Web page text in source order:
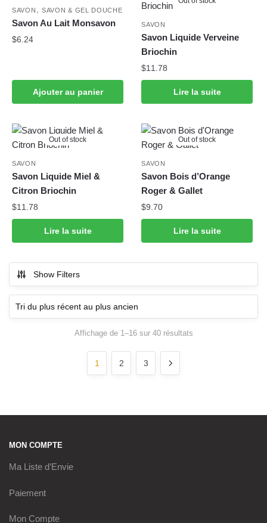
SAVON , SAVON & GEL DOUCHE
Savon Au Lait Monsavon
$6.24
Ajouter au panier
SAVON
Savon Liquide Verveine
Briochin
$11.78
Lire la suite
Out of stock
SAVON
Savon Liquide Miel &
Citron Briochin
$11.78
Lire la suite
Out of stock
SAVON
Savon Bois d’Orange
Roger & Gallet
$9.70
Lire la suite
Show Filters
Affichage de 1–16 sur 40 résultatsTrié
1 2 3
MON COMPTE
Ma Liste d’Envie
Paiement
Mon Compte